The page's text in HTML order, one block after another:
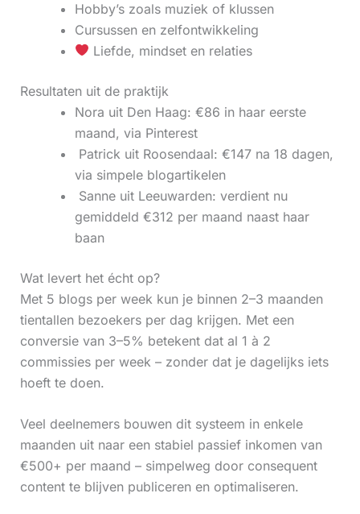
Hobby’s zoals muziek of klussen
Cursussen en zelfontwikkeling
Liefde, mindset en relaties
Resultaten uit de praktijk
Nora uit Den Haag: €86 in haar eerste
maand, via Pinterest
‍ Patrick uit Roosendaal: €147 na 18 dagen,
via simpele blogartikelen
‍ Sanne uit Leeuwarden: verdient nu
gemiddeld €312 per maand naast haar
baan
Wat levert het écht op?
Met 5 blogs per week kun je binnen 2–3 maanden
tientallen bezoekers per dag krijgen. Met een
conversie van 3–5% betekent dat al 1 à 2
commissies per week – zonder dat je dagelijks iets
hoeft te doen.
Veel deelnemers bouwen dit systeem in enkele
maanden uit naar een stabiel passief inkomen van
€500+ per maand – simpelweg door consequent
content te blijven publiceren en optimaliseren.